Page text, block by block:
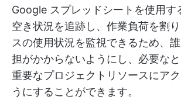
Google スプレッドシートを使用す
空き状況を追跡し、作業負荷を割
スの使用状況を監視できるため、
担がかからないようにし、必要な
重要なプロジェクトリソースにア
うにすることができます。